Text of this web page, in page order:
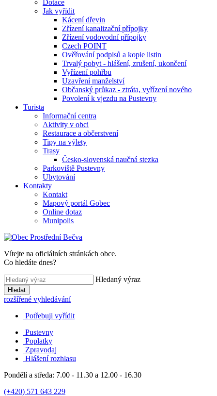
Dotace
Jak vyřídit
Kácení dřevin
Zřízení kanalizační přípojky
Zřízení vodovodní přípojky
Czech POINT
Ověřování podpisů a kopie listin
Trvalý pobyt - hlášení, zrušení, ukončení
Vyřízení pohřbu
Uzavření manželství
Občanský průkaz - ztráta, vyřízení nového
Povolení k vjezdu na Pustevny
Turista
Informační centra
Aktivity v obci
Restaurace a občerstvení
Tipy na výlety
Trasy
Česko-slovenská naučná stezka
Parkoviště Pustevny
Ubytování
Kontakty
Kontakt
Mapový portál Gobec
Online dotaz
Munipolis
Vítejte na oficiálních stránkách obce.
Co hledáte dnes?
Hledaný výraz
Hledat
rozšířené vyhledávání
Potřebuji vyřídit
Pustevny
Poplatky
Zpravodaj
Hlášení rozhlasu
Pondělí a středa: 7.00 - 11.30 a 12.00 - 16.30
(+420) 571 643 229